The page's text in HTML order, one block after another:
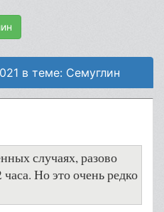
в теме: Семуглин
случаях, разово
Но это очень редко